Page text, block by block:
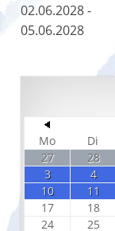
02.06.2028 -
05.06.2028
Mo
Di
27
28
3
4
10
11
17
18
24
25